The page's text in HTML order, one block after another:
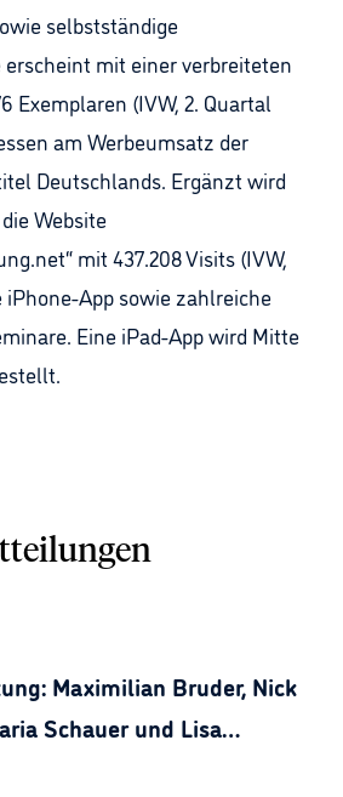
selbstständige
erscheint mit einer verbreiteten
Exemplaren (IVW, 2. Quartal
am Werbeumsatz der
Deutschlands. Ergänzt wird
Website
mit 437.208 Visits (IVW,
iPhone-App sowie zahlreiche
Eine iPad-App wird Mitte
Maximilian Bruder, Nick
Schauer und Lisa